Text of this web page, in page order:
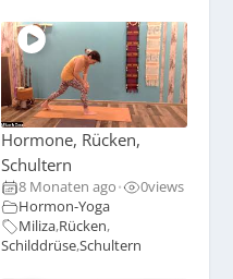
Hormone, Rücken,
Schultern
8 Monaten ago • 0views
Hormon-Yoga
Miliza,Rücken,
Schilddrüse,Schultern